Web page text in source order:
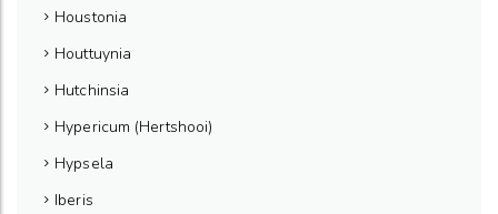
Houstonia
Houttuynia
Hutchinsia
Hypericum (Hertshooi)
Hypsela
Iberis